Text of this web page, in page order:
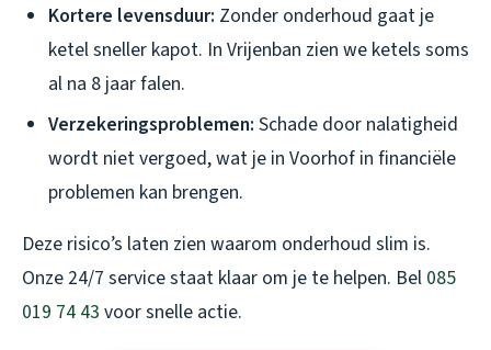
Kortere levensduur: Zonder onderhoud gaat je
ketel sneller kapot. In Vrijenban zien we ketels soms
al na 8 jaar falen.
Verzekeringsproblemen: Schade door nalatigheid
wordt niet vergoed, wat je in Voorhof in financiële
problemen kan brengen.
Deze risico’s laten zien waarom onderhoud slim is.
Onze 24/7 service staat klaar om je te helpen. Bel 085
019 74 43 voor snelle actie.